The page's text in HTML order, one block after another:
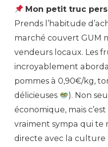
Mon petit truc
Prends l’habitude
marché couvert GUM
vendeurs locaux. Les
incroyablement
pommes à 0,90€/kg,
délicieuses
). Non
économique, mais
vraiment sympa qui te
directe avec la culture